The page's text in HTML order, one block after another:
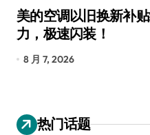
美的空调以旧换新补
力，极速闪装！
8 月 7, 2026
热门话题